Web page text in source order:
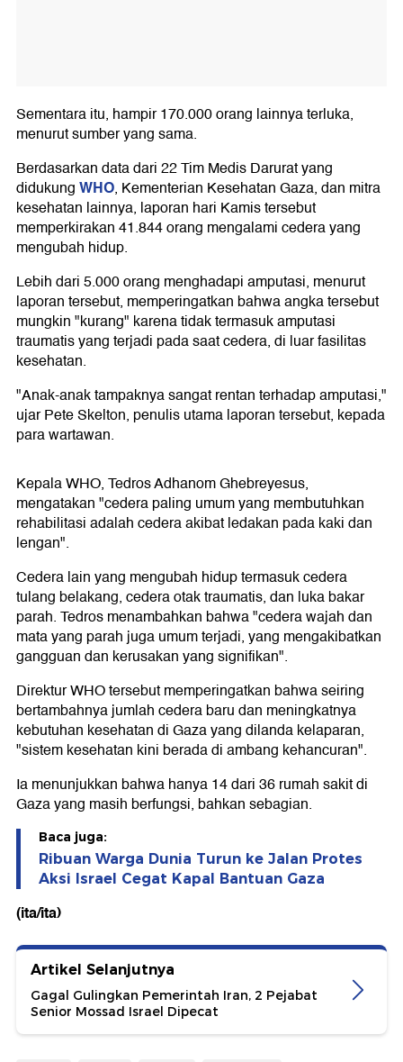
Sementara itu, hampir 170.000 orang lainnya terluka,
menurut sumber yang sama.
Berdasarkan data dari 22 Tim Medis Darurat yang
didukungWHO, Kementerian Kesehatan Gaza, dan mitra
kesehatan lainnya, laporan hari Kamis tersebut
memperkirakan 41.844 orang mengalami cedera yang
mengubah hidup.
Lebih dari 5.000 orang menghadapi amputasi, menurut
laporan tersebut, memperingatkan bahwa angka tersebut
mungkin "kurang" karena tidak termasuk amputasi
traumatis yang terjadi pada saat cedera, di luar fasilitas
kesehatan.
"Anak-anak tampaknya sangat rentan terhadap amputasi,"
ujar Pete Skelton, penulis utama laporan tersebut, kepada
para wartawan.
Kepala WHO, Tedros Adhanom Ghebreyesus,
mengatakan "cedera paling umum yang membutuhkan
rehabilitasi adalah cedera akibat ledakan pada kaki dan
lengan".
Cedera lain yang mengubah hidup termasuk cedera
tulang belakang, cedera otak traumatis, dan luka bakar
parah. Tedros menambahkan bahwa "cedera wajah dan
mata yang parah juga umum terjadi, yang mengakibatkan
gangguan dan kerusakan yang signifikan".
Direktur WHO tersebut memperingatkan bahwa seiring
bertambahnya jumlah cedera baru dan meningkatnya
kebutuhan kesehatan di Gaza yang dilanda kelaparan,
"sistem kesehatan kini berada di ambang kehancuran".
Ia menunjukkan bahwa hanya 14 dari 36 rumah sakit di
Gaza yang masih berfungsi, bahkan sebagian.
Baca juga:
Ribuan Warga Dunia Turun ke Jalan Protes
Aksi Israel Cegat Kapal Bantuan Gaza
(ita/ita)
Artikel Selanjutnya
Gagal Gulingkan Pemerintah Iran, 2 Pejabat
Senior Mossad Israel Dipecat